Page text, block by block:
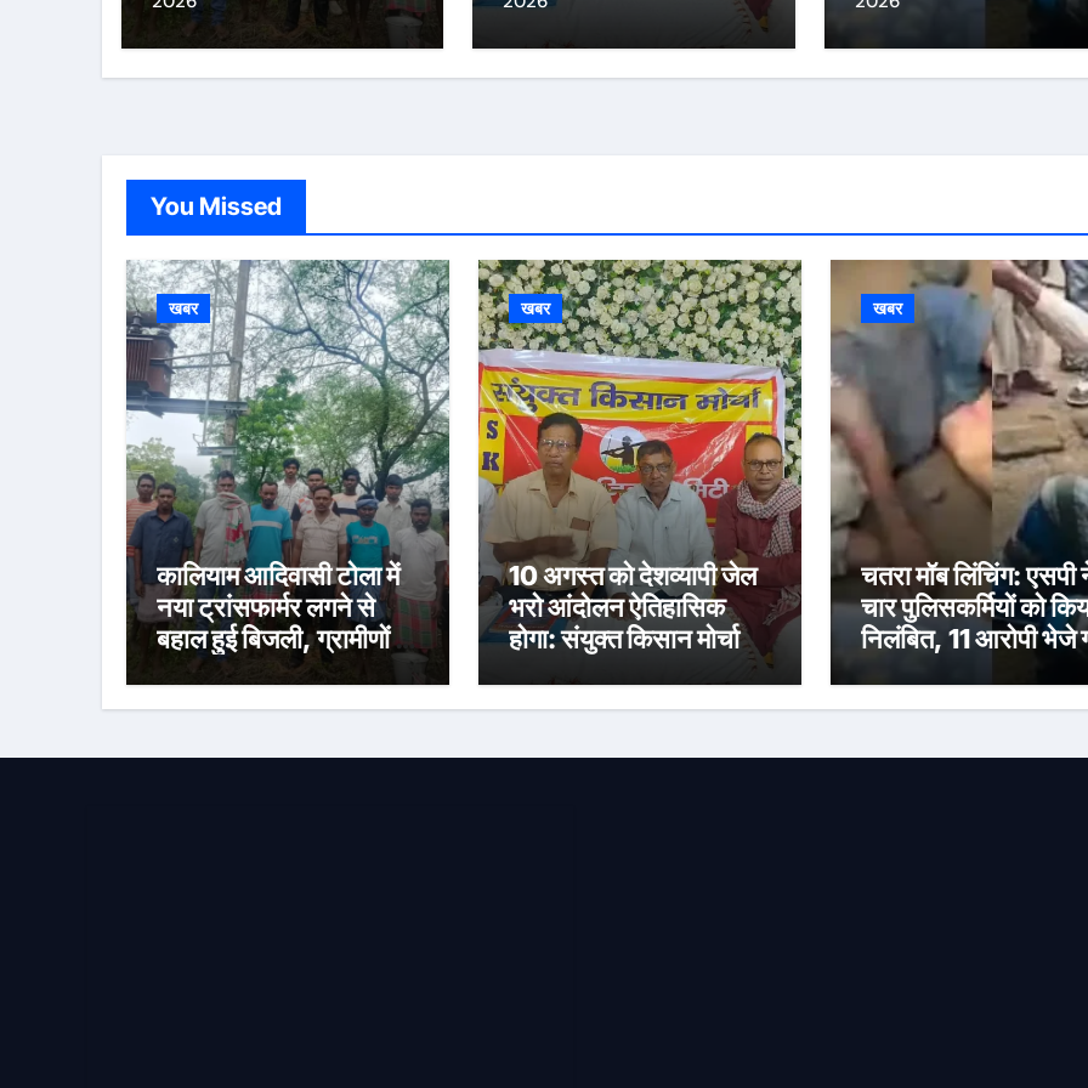
You Missed
खबर
कालियाम आदिवासी टोला में
नया ट्रांसफार्मर लगने से
बहाल हुई बिजली, ग्रामीणों ने
जताई खुशी
खबर
10 अगस्त को देशव्यापी जेल
भरो आंदोलन ऐतिहासिक
होगा: संयुक्त किसान मोर्चा
खबर
चतरा मॉब लिंचिंग: एसपी
चार पुलिसकर्मियों को
निलंबित, 11 आरोपी भेजे